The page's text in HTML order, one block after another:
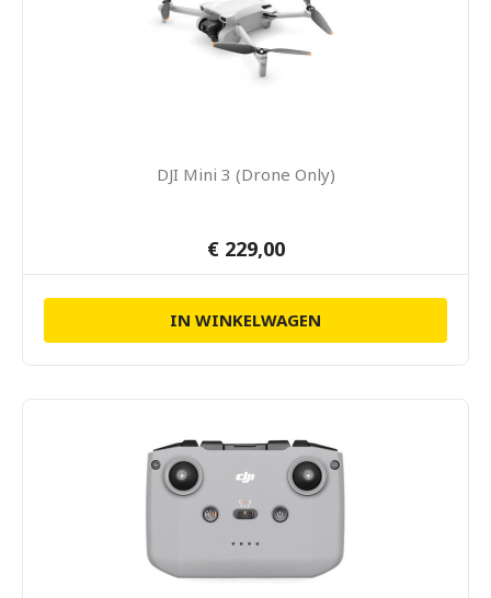
DJI Mini 3 (Drone Only)
€ 229,00
IN WINKELWAGEN